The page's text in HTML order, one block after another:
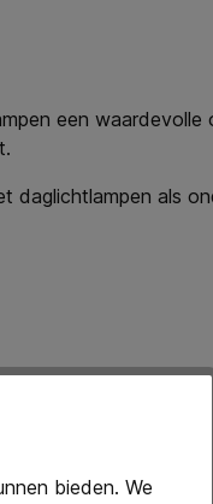
een waardevolle
als
bieden. We